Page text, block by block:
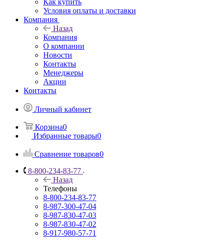
Как купить
Условия оплаты и доставки
Компания
Назад
Компания
О компании
Новости
Контакты
Менеджеры
Акции
Контакты
Личный кабинет
Корзина0
Избранные товары0
Сравнение товаров0
8-800-234-83-77
Назад
Телефоны
8-800-234-83-77
8-987-300-47-04
8-987-830-47-03
8-987-830-47-02
8-917-980-57-71